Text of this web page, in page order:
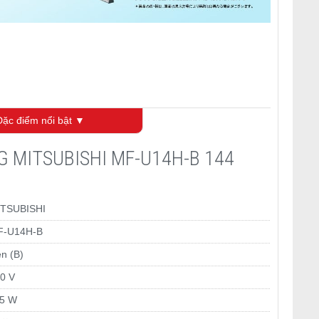
điểm nổi bật ▼
MITSUBISHI MF-U14H-B 144
U14H-B
(B)
V
W